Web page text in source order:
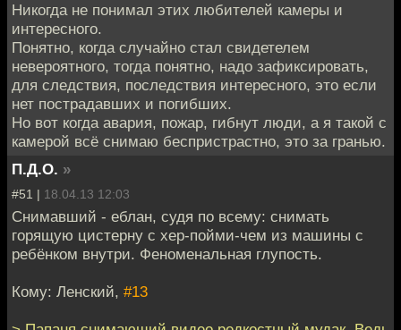
Никогда не понимал этих любителей камеры и
интересного.
Понятно, когда случайно стал свидетелем
невероятного, тогда понятно, надо зафиксировать,
для следствия, последствия интересного, это если
нет пострадавших и погибших.
Но вот когда авария, пожар, гибнут люди, а я такой с
камерой всё снимаю беспристрастно, это за гранью.
П.Д.О. »
#51 | 18.04.13 12:03
Снимавший - еблан, судя по всему: снимать
горящую цистерну с хер-пойми-чем из машины с
ребёнком внутри. Феноменальная глупость.
Кому: Ленский, #13